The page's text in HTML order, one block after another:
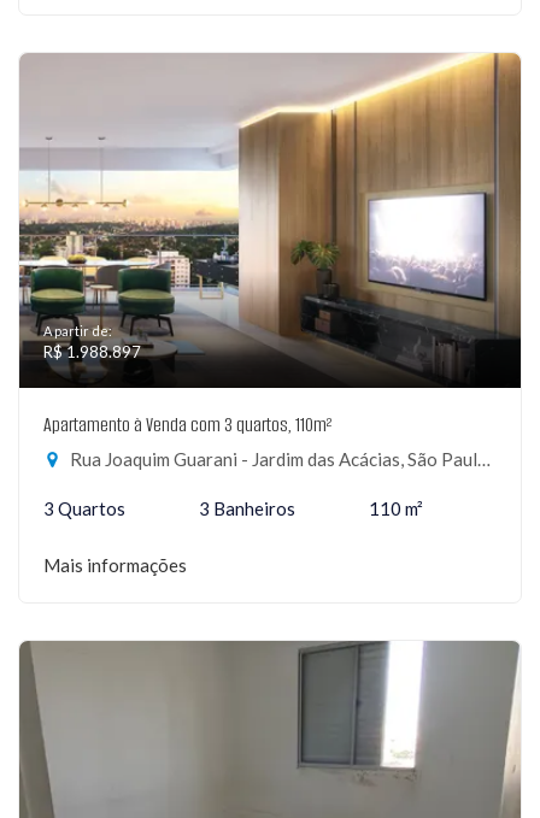
A partir de:
R$ 1.988.897
Apartamento à Venda com 3 quartos, 110m²
Rua Joaquim Guarani - Jardim das Acácias, São Paulo-SP
3 Quartos 3 Banheiros 110 m²
Mais informações